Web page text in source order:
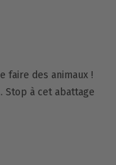
faire des animaux !
Stop à cet abattage